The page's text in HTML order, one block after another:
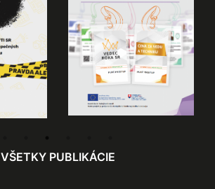
VŠETKY PUBLIKÁCIE